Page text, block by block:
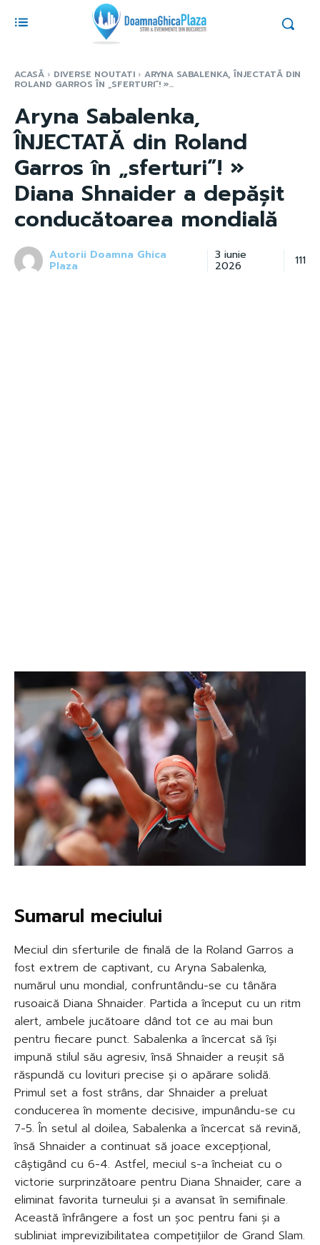
ACASĂ DIVERSE NOUTATI ARYNA SABALENKA, ÎNJECTATĂ DIN
ROLAND GARROS ÎN „SFERTURI”! »...
Aryna Sabalenka,
ÎNJECTATĂ din Roland
Garros în „sferturi”! »
Diana Shnaider a depășit
conducătoarea mondială
Autorii Doamna Ghica
Plaza
3 iunie
2026 111
Sumarul meciului
Meciul din sferturile de finală de la Roland Garros a
fost extrem de captivant, cu Aryna Sabalenka,
numărul unu mondial, confruntându-se cu tânăra
rusoaică Diana Shnaider. Partida a început cu un ritm
alert, ambele jucătoare dând tot ce au mai bun
pentru fiecare punct. Sabalenka a încercat să își
impună stilul său agresiv, însă Shnaider a reușit să
răspundă cu lovituri precise și o apărare solidă.
Primul set a fost strâns, dar Shnaider a preluat
conducerea în momente decisive, impunându-se cu
7-5. În setul al doilea, Sabalenka a încercat să revină,
însă Shnaider a continuat să joace excepțional,
câștigând cu 6-4. Astfel, meciul s-a încheiat cu o
victorie surprinzătoare pentru Diana Shnaider, care a
eliminat favorita turneului și a avansat în semifinale.
Această înfrângere a fost un șoc pentru fani și a
subliniat imprevizibilitatea competițiilor de Grand Slam.